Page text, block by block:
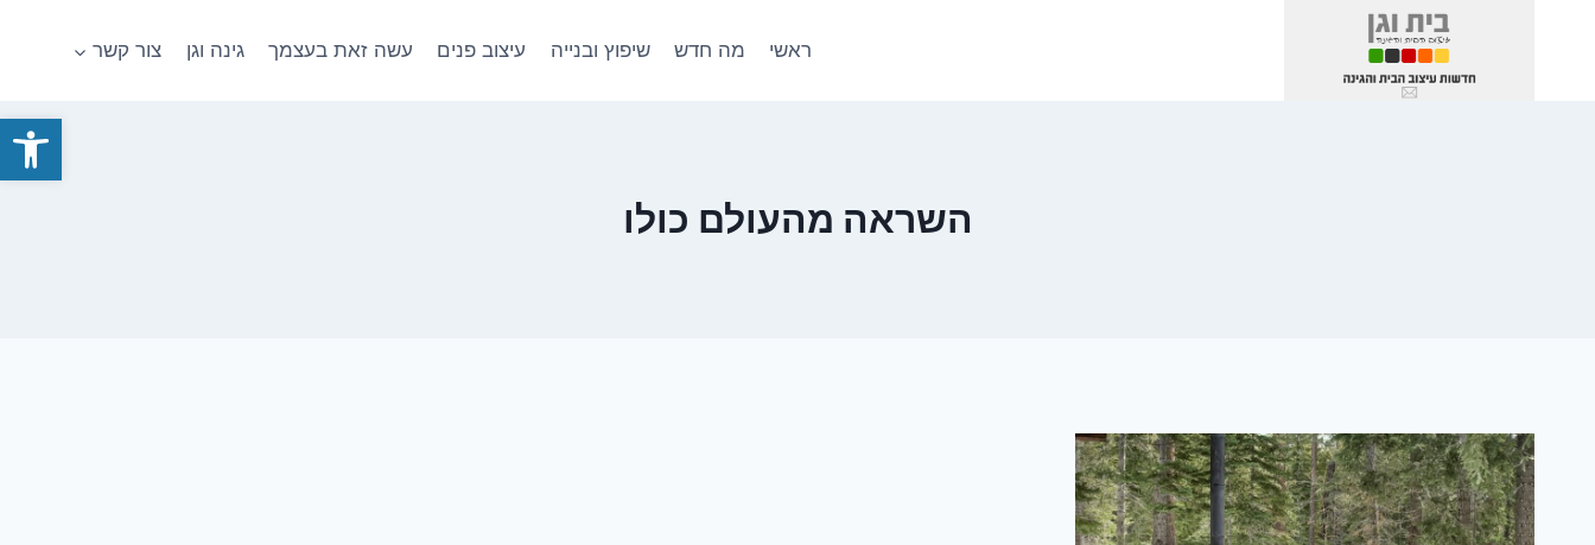
פתח
ראשי מה חדש שיפוץ ובנייה עיצוב פנים עשה זאת בעצמך גינה וגן צור קשר
השראה מהעולם כולו